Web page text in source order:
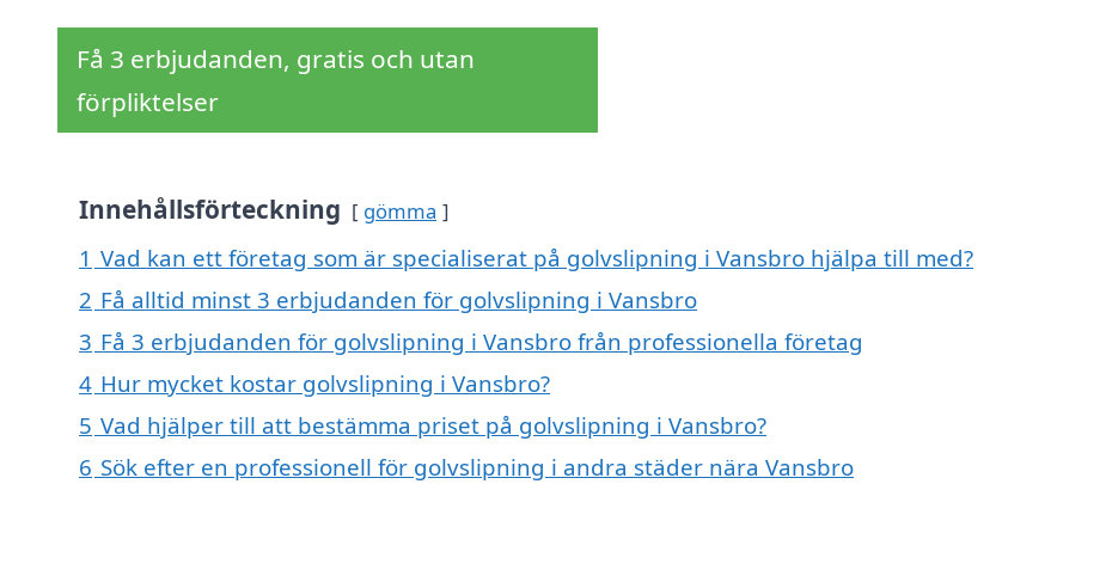
Få 3 erbjudanden, gratis och utan
förpliktelser
Innehållsförteckning gömma
1 Vad kan ett företag som är specialiserat på golvslipning i Vansbro hjälpa till med?
2 Få alltid minst 3 erbjudanden för golvslipning i Vansbro
3 Få 3 erbjudanden för golvslipning i Vansbro från professionella företag
4 Hur mycket kostar golvslipning i Vansbro?
5 Vad hjälper till att bestämma priset på golvslipning i Vansbro?
6 Sök efter en professionell för golvslipning i andra städer nära Vansbro